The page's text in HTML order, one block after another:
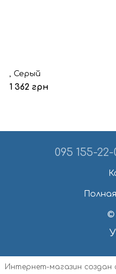
, Серый
1 362 грн
095 155-22-
©
Интернет-магазин создан